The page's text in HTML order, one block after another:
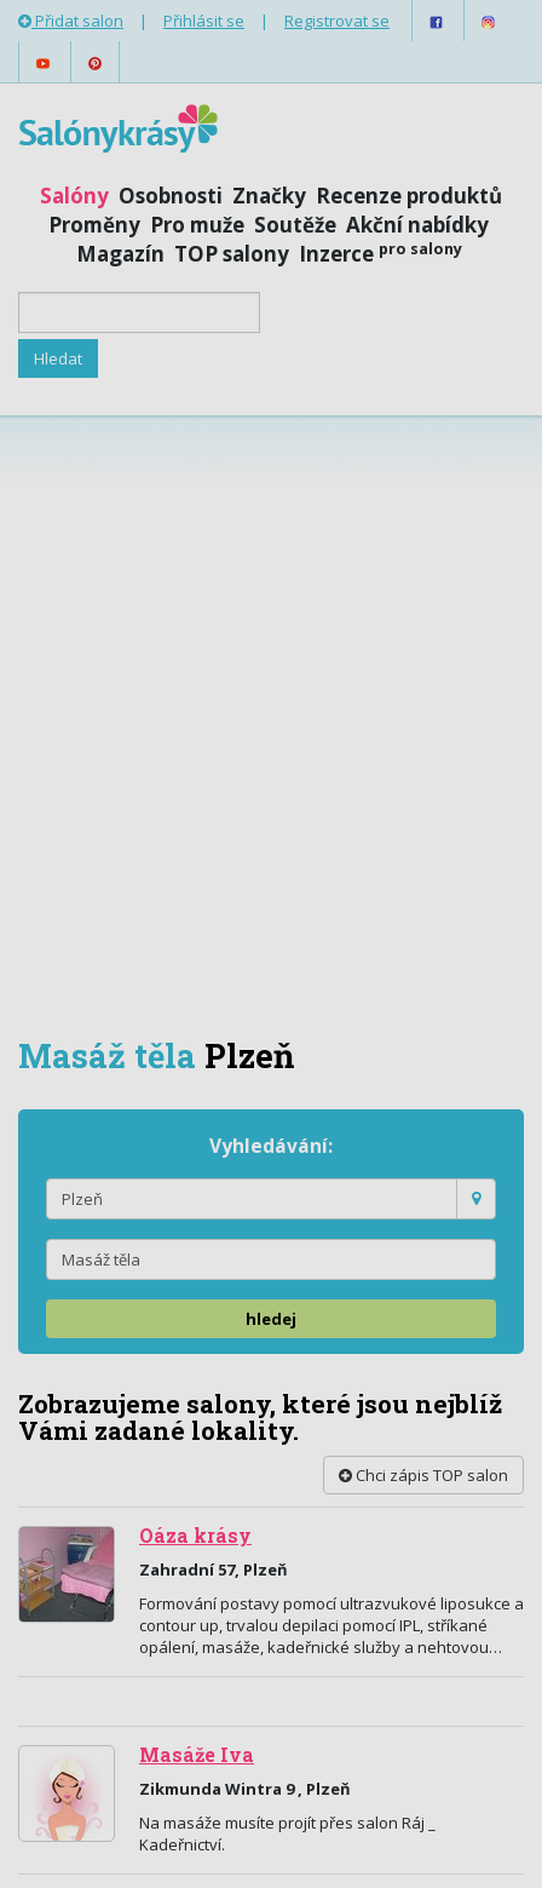
Přidat salon | Přihlásit se | Registrovat se
Salóny Osobnosti Značky Recenze produktů
Proměny Pro muže Soutěže Akční nabídky
Magazín TOP salony Inzerce pro salony
Masáž těla Plzeň
Vyhledávání:
hledej
Zobrazujeme salony, které jsou nejblíž
Vámi zadané lokality.
Chci zápis TOP salon
Oáza krásy
Zahradní 57, Plzeň
Formování postavy pomocí ultrazvukové liposukce a
contour up, trvalou depilaci pomocí IPL, stříkané
opálení, masáže, kadeřnické služby a nehtovou…
Masáže Iva
Zikmunda Wintra 9 , Plzeň
Na masáže musíte projít přes salon Ráj _
Kadeřnictví.